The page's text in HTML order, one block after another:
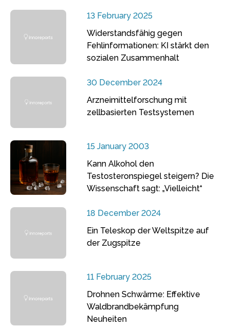
13 February 2025
Widerstandsfähig gegen
Fehlinformationen: KI stärkt den
sozialen Zusammenhalt
30 December 2024
Arzneimittelforschung mit
zellbasierten Testsystemen
15 January 2003
Kann Alkohol den
Testosteronspiegel steigern? Die
Wissenschaft sagt: „Vielleicht“
18 December 2024
Ein Teleskop der Weltspitze auf
der Zugspitze
11 February 2025
Drohnen Schwärme: Effektive
Waldbrandbekämpfung
Neuheiten